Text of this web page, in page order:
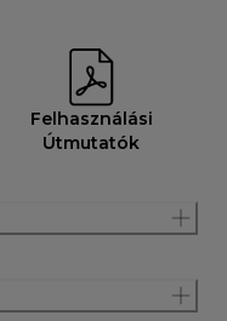
Felhasználási
Útmutatók